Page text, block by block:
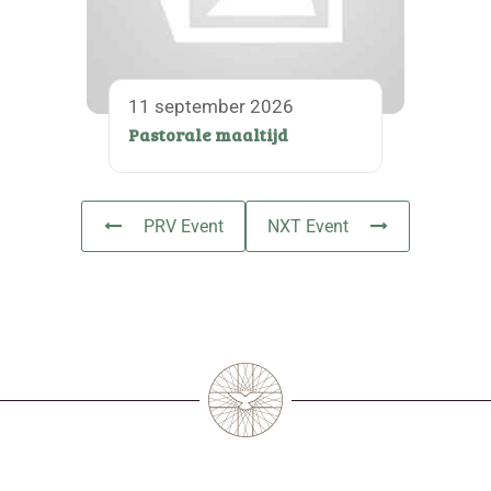
11 september 2026
Pastorale maaltijd
PRV Event NXT Event